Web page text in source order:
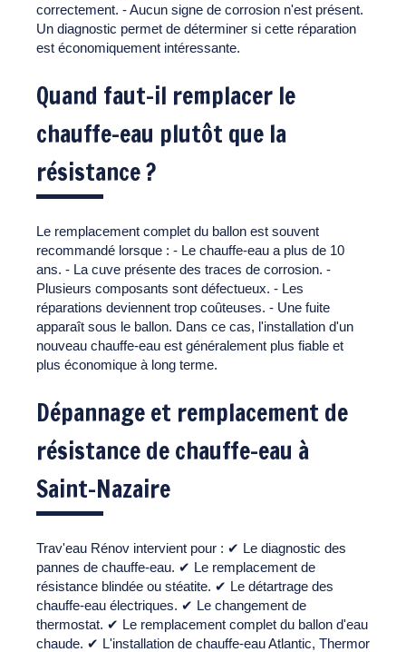
correctement. - Aucun signe de corrosion n'est présent.
Un diagnostic permet de déterminer si cette réparation
est économiquement intéressante.
Quand faut-il remplacer le
chauffe-eau plutôt que la
résistance ?
Le remplacement complet du ballon est souvent
recommandé lorsque : - Le chauffe-eau a plus de 10
ans. - La cuve présente des traces de corrosion. -
Plusieurs composants sont défectueux. - Les
réparations deviennent trop coûteuses. - Une fuite
apparaît sous le ballon. Dans ce cas, l'installation d'un
nouveau chauffe-eau est généralement plus fiable et
plus économique à long terme.
Dépannage et remplacement de
résistance de chauffe-eau à
Saint-Nazaire
Trav'eau Rénov intervient pour : ✔ Le diagnostic des
pannes de chauffe-eau. ✔ Le remplacement de
résistance blindée ou stéatite. ✔ Le détartrage des
chauffe-eau électriques. ✔ Le changement de
thermostat. ✔ Le remplacement complet du ballon d'eau
chaude. ✔ L'installation de chauffe-eau Atlantic, Thermor